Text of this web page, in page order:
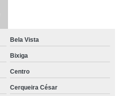
Bela Vista
Bixiga
Centro
Cerqueira César